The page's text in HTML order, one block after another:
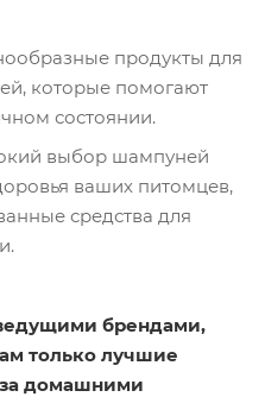
продукты для
которые помогают
состоянии.
выбор шампуней
ваших питомцев,
средства для
брендами,
только лучшие
домашними